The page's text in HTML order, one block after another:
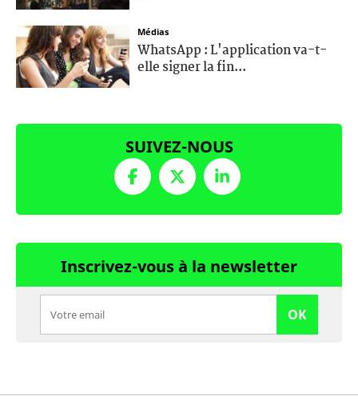
Médias
WhatsApp : L'application va-t-
elle signer la fin...
SUIVEZ-NOUS
Inscrivez-vous à la newsletter
OK